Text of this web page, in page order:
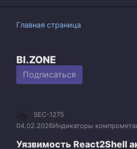
Главная страница
BI.ZONE
Подписаться
SEC-1275
04.02.2026Индикаторы
Уязвимость React2Shell